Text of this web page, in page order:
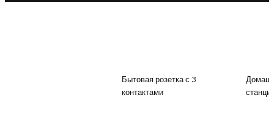
Бытовая розетка с 3
контактами